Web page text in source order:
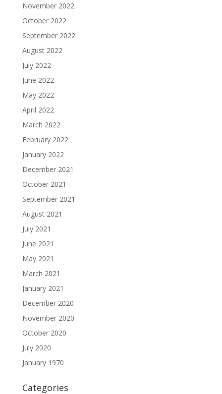
November 2022
October 2022
September 2022
August 2022
July 2022
June 2022
May 2022
April 2022
March 2022
February 2022
January 2022
December 2021
October 2021
September 2021
August 2021
July 2021
June 2021
May 2021
March 2021
January 2021
December 2020
November 2020
October 2020
July 2020
January 1970
Categories